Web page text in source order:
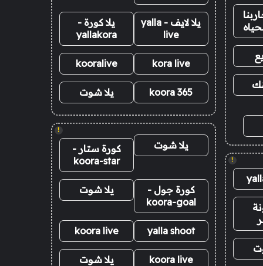
!
يلا لايف - yalla
live
يلا كورة -
yallakora
kora live
kooralive
koora 365 يلا شوت
!
يلا شوت
كورة ستار -
koora-star
كورة جول -
koora-goal
يلا شوت
yalla shoot
koora live
koora live يلا شوت